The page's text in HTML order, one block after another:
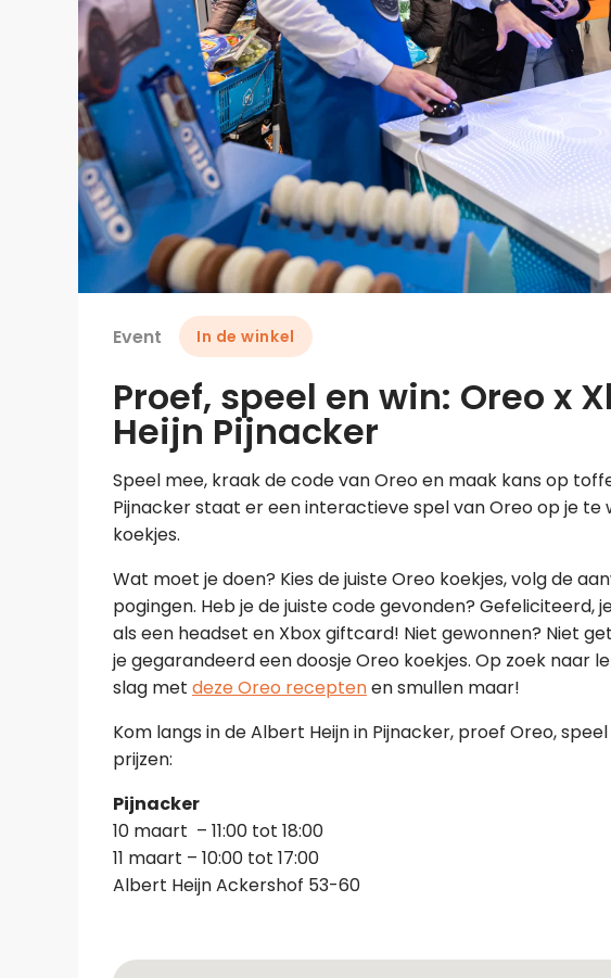
Event In de winkel
Proef, speel en win: Oreo x
Heijn Pijnacker
Speel mee, kraak de code van Oreo en maak kans op
Pijnacker staat er een interactieve spel van Oreo op je te
koekjes.
Wat moet je doen? Kies de juiste Oreo koekjes, volg de
pogingen. Heb je de juiste code gevonden? Gefeliciteerd,
als een headset en Xbox giftcard! Niet gewonnen? Niet
je gegarandeerd een doosje Oreo koekjes. Op zoek naar
slag met deze Oreo receptenen smullen maar!
Kom langs in de Albert Heijn in Pijnacker, proef Oreo,
prijzen:
Pijnacker
10 maart – 11:00 tot 18:00
11 maart – 10:00 tot 17:00
Albert Heijn Ackershof 53-60